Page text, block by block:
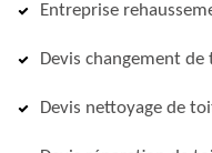
Entreprise
Devis changement
Devis nettoyage de